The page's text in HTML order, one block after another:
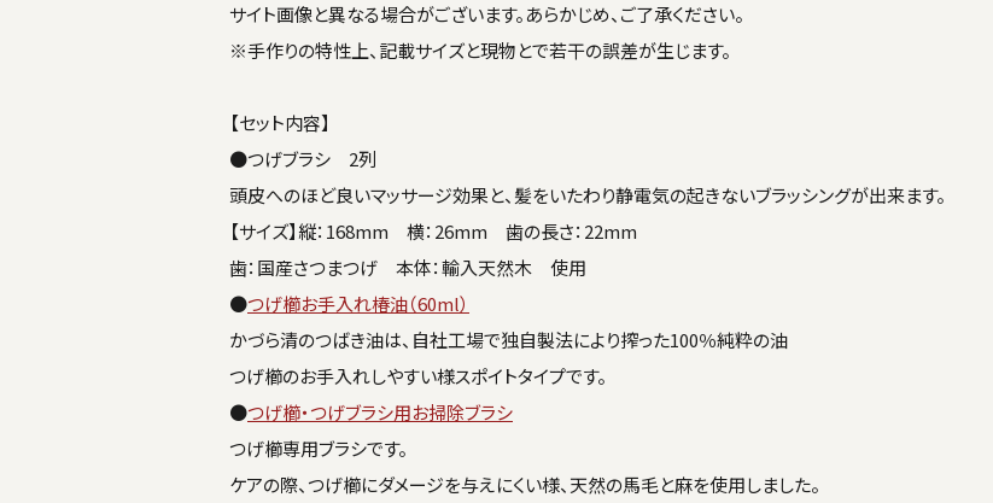
サイト画像と異なる場合がございます。あらかじめ、ご了承ください。
※手作りの特性上、記載サイズと現物とで若干の誤差が生じます。
【セット内容】
●つげブラシ 2列
頭皮へのほど良いマッサージ効果と、髪をいたわり静電気の起きないブラッシングが出来ます。
【サイズ】縦：168mm 横：26mm 歯の長さ：22mm
歯：国産さつまつげ 本体：輸入天然木 使用
●つげ櫛お手入れ椿油（60ml）
かづら清のつばき油は、自社工場で独自製法により搾った100％純粋の油
つげ櫛のお手入れしやすい様スポイトタイプです。
●つげ櫛・つげブラシ用お掃除ブラシ
つげ櫛専用ブラシです。
ケアの際、つげ櫛にダメージを与えにくい様、天然の馬毛と麻を使用しました。